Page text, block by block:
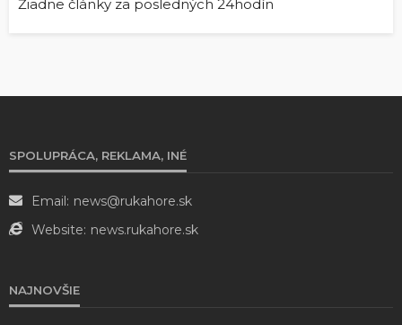
Žiadne články za posledných 24hodín
SPOLUPRÁCA, REKLAMA, INÉ
Email: news@rukahore.sk
Website: news.rukahore.sk
NAJNOVŠIE